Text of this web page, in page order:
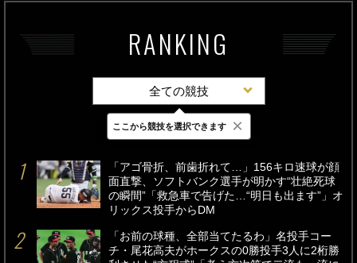
RANKING
全ての競技
最新 24時間 週間
「アゴ骨折、前歯折れて…」156キロ速球が顔
面直撃、ソフトバンク選手が明かす“壮絶死球
の瞬間”「救急車で告げた…“明日も出ます”」オ
リックス投手からDM
「お前の球種、全部当てたるわ」名投手コー
チ・尾花高夫がホークスの0勝投手3人に2桁勝
ここから競技を選択できます ×